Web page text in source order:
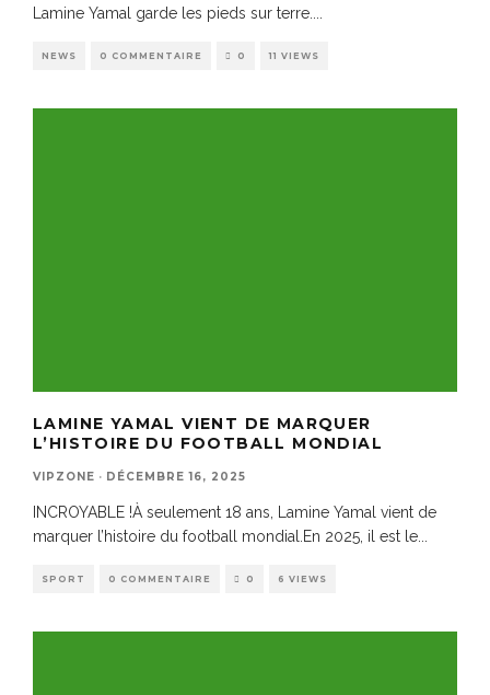
Lamine Yamal garde les pieds sur terre....
NEWS 0 COMMENTAIRE 0 11 VIEWS
LAMINE YAMAL VIENT DE MARQUER
L’HISTOIRE DU FOOTBALL MONDIAL
VIPZONE · DÉCEMBRE 16, 2025
INCROYABLE !À seulement 18 ans, Lamine Yamal vient de
marquer l’histoire du football mondial.En 2025, il est le
SPORT 0 COMMENTAIRE 0 6 VIEWS